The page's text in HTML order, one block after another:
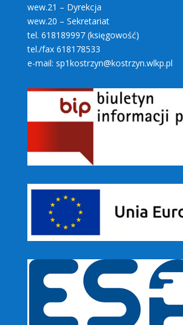
wew.21 – Dyrekcja
wew.20 – Sekretariat
tel. 618189997 (księgowość)
tel./fax 618178533
e-mail: sp1kostrzyn@kostrzyn.wlkp.pl